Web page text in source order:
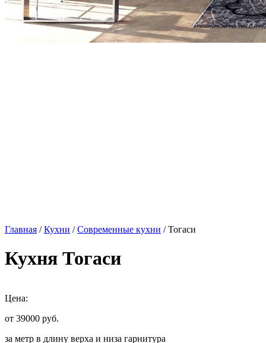
Главная /Кухни /Современные кухни / Тогаси
Кухня Тогаси
Цена:
от 39000 руб.
за метр в длину верха и низа гарнитура